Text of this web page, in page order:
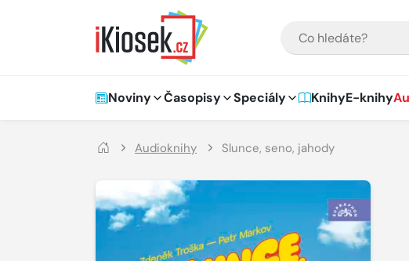
Hlavní navigace
Noviny Časopisy Speciály KnihyE-knihy
Audioknihy Slunce, seno, jahody